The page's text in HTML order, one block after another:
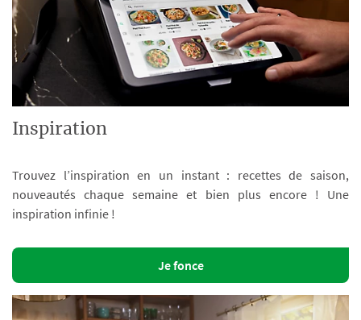
Inspiration
Trouvez l’inspiration en un instant : recettes de saison,
nouveautés chaque semaine et bien plus encore ! Une
inspiration infinie !
Je fonce